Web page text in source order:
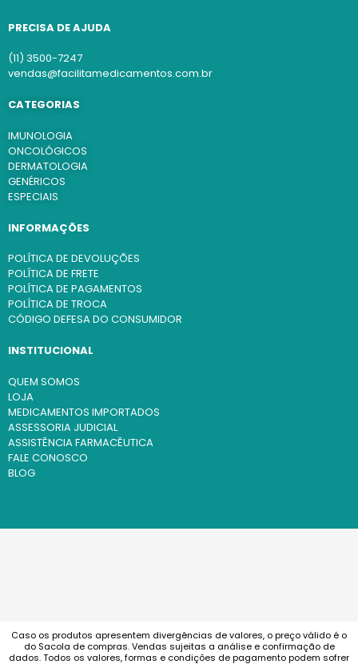
PRECISA DE AJUDA
(11) 3500-7247
vendas@facilitamedicamentos.com.br
CATEGORIAS
IMUNOLOGIA
ONCOLÓGICOS
DERMATOLOGIA
GENÉRICOS
ESPECIAIS
INFORMAÇÕES
POLÍTICA DE DEVOLUÇÕES
POLÍTICA DE FRETE
POLÍTICA DE PAGAMENTOS
POLÍTICA DE TROCA
CÓDIGO DEFESA DO CONSUMIDOR
INSTITUCIONAL
QUEM SOMOS
LOJA
MEDICAMENTOS IMPORTADOS
ASSESSORIA JUDICIAL
ASSISTÊNCIA FARMACÊUTICA
FALE CONOSCO
BLOG
Caso os produtos apresentem divergências de valores, o preço válido é o
do Sacola de compras. Vendas sujeitas a análise e confirmação de
dados. Todos os valores, formas e condições de pagamento podem sofrer